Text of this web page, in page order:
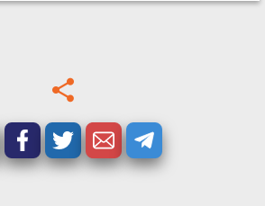
share